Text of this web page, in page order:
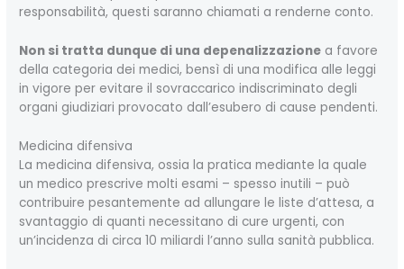
responsabilità, questi saranno chiamati a renderne conto.
Non si tratta dunque di una depenalizzazione a favore
della categoria dei medici, bensì di una modifica alle leggi
in vigore per evitare il sovraccarico indiscriminato degli
organi giudiziari provocato dall’esubero di cause pendenti.
Medicina difensiva
La medicina difensiva, ossia la pratica mediante la quale
un medico prescrive molti esami – spesso inutili – può
contribuire pesantemente ad allungare le liste d’attesa, a
svantaggio di quanti necessitano di cure urgenti, con
un’incidenza di circa 10 miliardi l’anno sulla sanità pubblica.